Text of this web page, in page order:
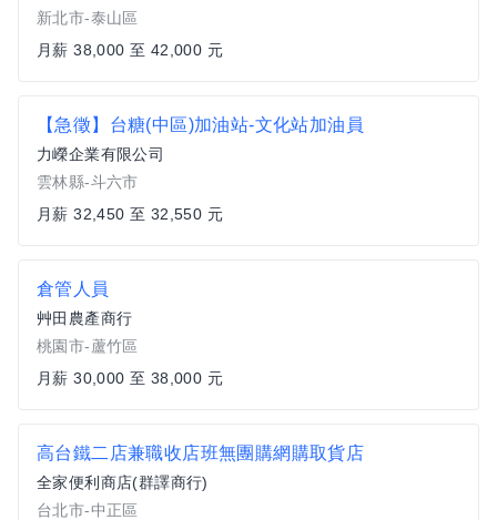
新北市-泰山區
月薪 38,000 至 42,000 元
【急徵】台糖(中區)加油站-文化站加油員
力嶸企業有限公司
雲林縣-斗六市
月薪 32,450 至 32,550 元
倉管人員
艸田農產商行
桃園市-蘆竹區
月薪 30,000 至 38,000 元
高台鐵二店兼職收店班無團購網購取貨店
全家便利商店(群譯商行)
台北市-中正區